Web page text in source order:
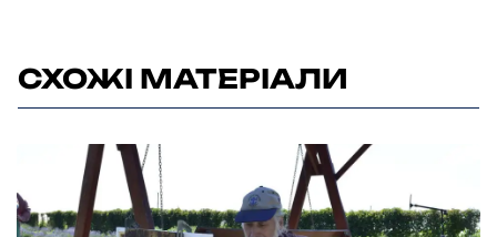
СХОЖІ МАТЕРІАЛИ